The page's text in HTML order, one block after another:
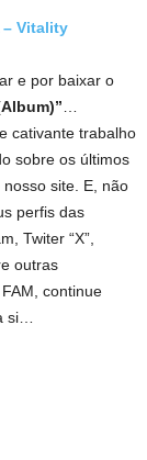
– Vitality
e por baixar o
cativante trabalho
sobre os últimos
site. E, não
perfis das
Twiter “X”,
outras
continue
si…